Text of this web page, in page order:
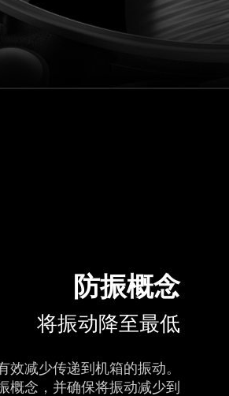
防振概念
将振动降至最低
减少传递到机箱的振动。
概念，并确保将振动减少到